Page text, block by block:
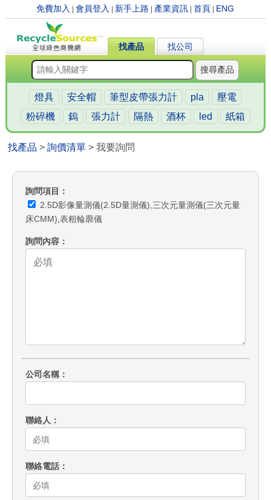
免費加入 |會員登入 新手上路 產業資訊 |首頁 ENG
找產品 找公司
搜尋產品
燈具 安全帽 筆型皮帶張力計 pla
壓電
粉碎機
鎢 張力計 隔熱 酒杯 led 紙箱
找產品 >詢價清單 > 我要詢問
詢問項目
2.5D影像量測儀(2.5D量測儀),三次元量測儀(三次元量
床CMM),表粗輪廓儀
詢問內容
公司名稱
聯絡人
聯絡電話